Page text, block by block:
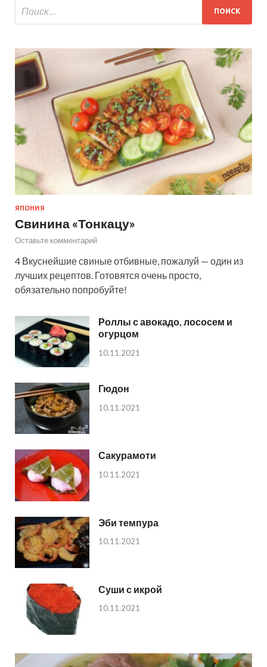
ЯПОНИЯ
Свинина «Тонкацу»
Оставьте комментарий
4 Вкуснейшие свиные отбивные, пожалуй — один из
лучших рецептов. Готовятся очень просто,
обязательно попробуйте!
Роллы с авокадо, лососем и
огурцом
10.11.2021
Гюдон
10.11.2021
Сакурамоти
10.11.2021
Эби темпура
10.11.2021
Суши с икрой
10.11.2021